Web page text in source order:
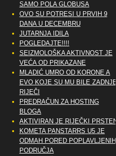
SAMO POLA GLOBUSA
OVO SU POTRESI U PRVIH 9
DANA U DECEMBRU
JUTARNJA IDILA
POGLEDAJTE!!!!
SEIZMOLOŠKA AKTIVNOST JE
VEĆA OD PRIKAZANE
MLADIĆ UMRO OD KORONE A
EVO KOJE SU MU BILE ZADNJE
RIJEČI
PREDRAČUN ZA HOSTING
BLOGA
AKTIVIRAN JE RIJEČKI PRSTEN
KOMETA PANSTARRS U5 JE
ODMAH PORED POPLAVLJENIH
PODRUČJA